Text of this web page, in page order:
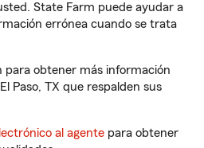
State Farm puede ayudar a
errónea cuando se trata
para obtener más información
Paso, TX que respalden sus
al agente para obtener